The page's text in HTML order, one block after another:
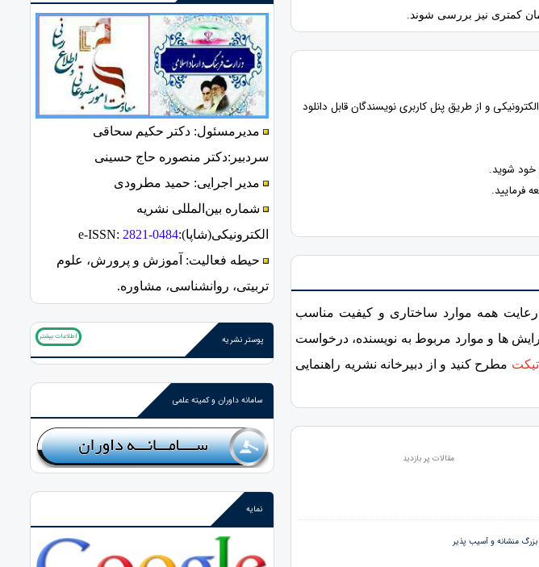
کمتری نیز بررسی شوند.
و از طریق پنل کاربری نویسندگان قابل دانلود
خود شوید.
فرمایید.
همه موارد ساختاری و کیفیت مناسب
ها و موارد مربوط به نویسنده، درخواست
تیکت مطرح کنید و از دبیرخانه نشریه راهنمایی
مقالات پر بازدید
مدیرمسئول: دکتر حکیم سحاقی
سردبیر:دکتر منصوره حاج حسینی
مدیر اجرایی: حمید مطرودی
شماره بین‌المللی نشریه
الکترونیکی(شاپا):
e-ISSN: 2821-0484
حیطه فعالیت: آموزش و پرورش، علوم
تربیتی، روانشناسی، مشاوره.
پوستر نشریه اطلاعات بیشتر
سامانه داوران و کمیته علمی
نمایه